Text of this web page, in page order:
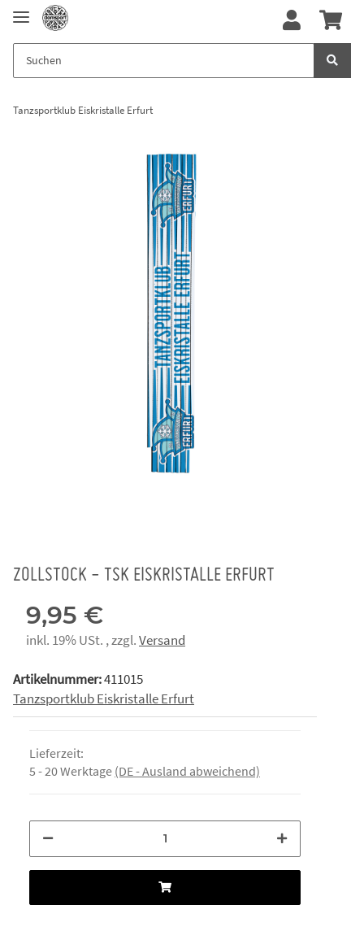
Tanzsportklub Eiskristalle Erfurt
ZOLLSTOCK - TSK EISKRISTALLE ERFURT
9,95 €
inkl. 19% USt. , zzgl.Versand
Artikelnummer:411015
Tanzsportklub Eiskristalle Erfurt
Lieferzeit:
5 - 20 Werktage (DE - Ausland abweichend)